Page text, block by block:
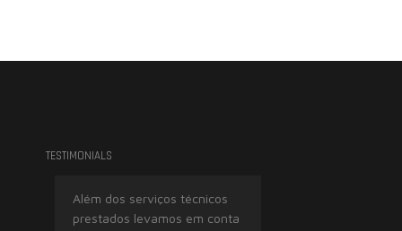
TESTIMONIALS
um
Além dos serviços técnicos
prestados levamos em conta